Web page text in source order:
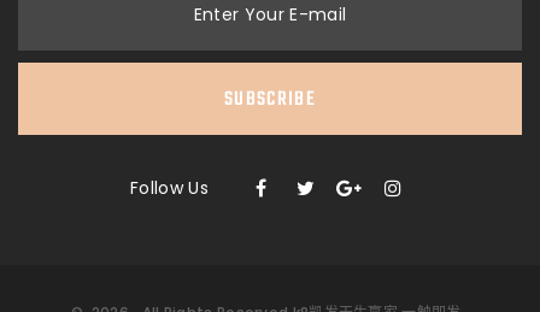
Enter Your E-mail
SUBSCRIBE
Follow Us